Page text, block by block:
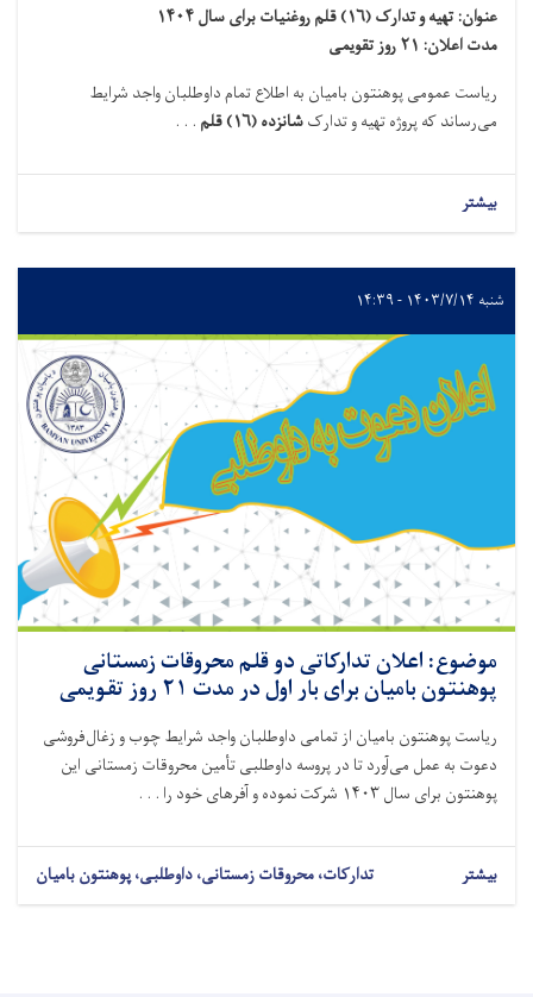
عنوان: تهیه و تدارک (۱۶) قلم روغنیات برای سال ۱۴۰۴
مدت اعلان: ۲۱ روز تقویمی
ریاست عمومی پوهنتون بامیان به اطلاع تمام داوطلبان واجد شرایط
می‌رساند که پروژه تهیه و تدارکشانزده (۱۶) قلم . . .
بیشتر
شنبه ۱۴۰۳/۷/۱۴ - ۱۴:۳۹
موضوع: اعلان تدارکاتی دو قلم محروقات زمستانی
پوهنتون بامیان برای بار اول در مدت ۲۱ روز تقویمی
ریاست پوهنتون بامیان از تمامی داوطلبان واجد شرایط چوب و زغال‌فروشی
دعوت به عمل می‌آورد تا در پروسه داوطلبی تأمین محروقات زمستانی این
پوهنتون برای سال ۱۴۰۳ شرکت نموده و آفرهای خود را . . .
بیشتر تدارکات، محروقات زمستانی، داوطلبی، پوهنتون بامیان